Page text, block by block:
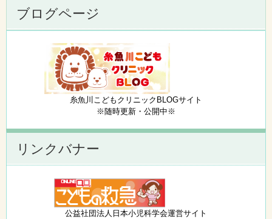
ブログページ
糸魚川こどもクリニックBLOGサイト
※随時更新・公開中※
リンクバナー
公益社団法人日本小児科学会運営サイト